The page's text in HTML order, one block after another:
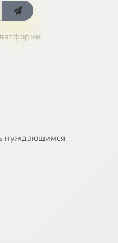
нуждающимся